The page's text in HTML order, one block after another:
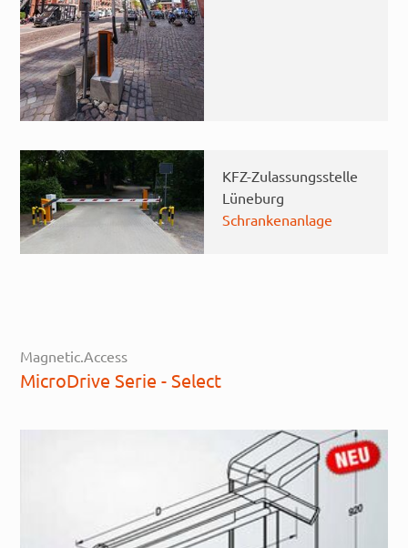
KFZ-Zulassungsstelle
Lüneburg
Schrankenanlage
Magnetic.Access
MicroDrive Serie - Select